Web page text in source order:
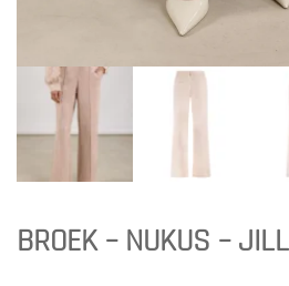
BROEK – NUKUS –